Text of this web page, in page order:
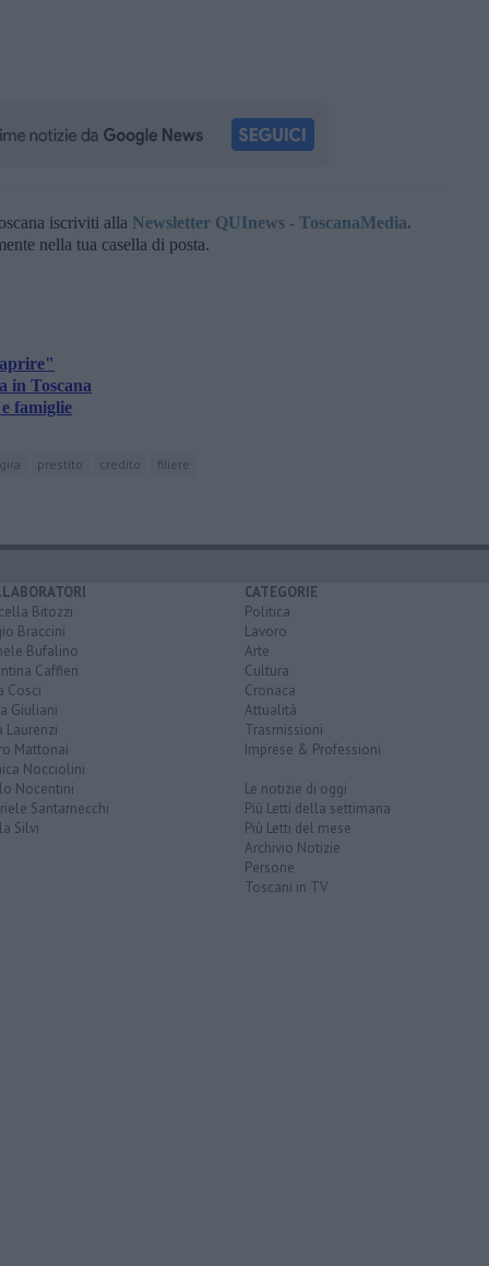
iscriviti alla Newsletter QUInews - ToscanaMedia.
nella tua casella di posta.
in Toscana
famiglie
prestito credito filiere
Bitozzi
Braccini
Bufalino
Caffieri
Cosci
Giuliani
Laurenzi
Mattonai
Nocciolini
Nocentini
Santarnecchi
Silvi
CATEGORIE
Politica
Lavoro
Arte
Cultura
Cronaca
Attualità
Trasmissioni
Imprese & Professioni
Le notizie di oggi
Più Letti della settimana
Più Letti del mese
Archivio Notizie
Persone
Toscani in TV